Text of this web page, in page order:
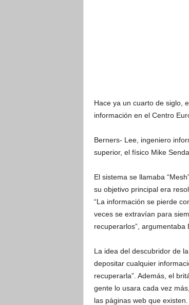
Hace ya un cuarto de siglo,
información en el Centro
Berners- Lee, ingeniero
superior, el físico Mike
El sistema se llamaba
su objetivo principal era
“La información se pierde
veces se extravían para
recuperarlos”,
La idea del descubridor de
depositar cualquier
recuperarla”. Además, el
gente lo usara cada vez
las páginas web que existen.